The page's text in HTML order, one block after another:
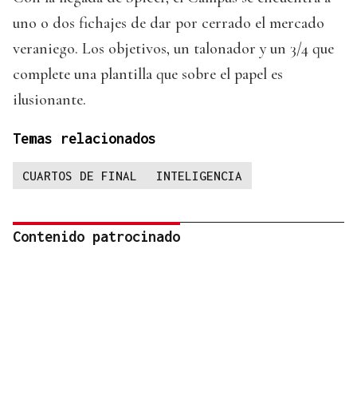
uno o dos fichajes de dar por cerrado el mercado
veraniego. Los objetivos, un talonador y un 3/4 que
complete una plantilla que sobre el papel es
ilusionante.
Temas relacionados
CUARTOS DE FINAL INTELIGENCIA
Contenido patrocinado